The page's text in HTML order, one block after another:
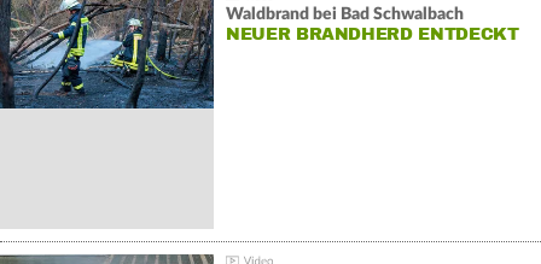
Waldbrand bei Bad Schwalbach
NEUER BRANDHERD ENTDECKT